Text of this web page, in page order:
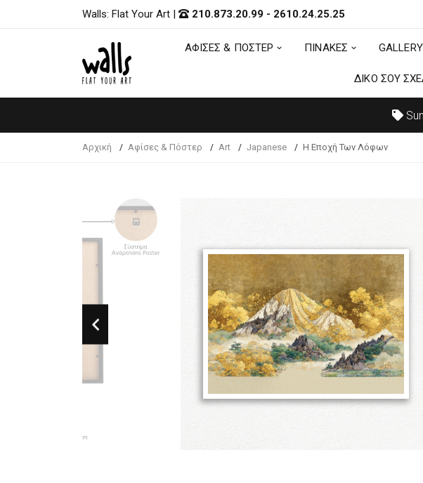
ΑΦΙΣΕΣ & ΠΟΣΤΕΡ ΠΙΝΑΚΕΣ
ΔΙΚΟ ΣΟΥ
Walls: Flat Your Art | 210.873.20.99 - 2610.24.25.25
ΑΦΙΣΕΣ & ΠΟΣΤΕΡ ΠΙΝΑΚΕΣ
ΔΙΚΟ ΣΟΥ
Αρχική Αφίσες & Πόστερ Art Japanese Η Εποχή Των Λόφων